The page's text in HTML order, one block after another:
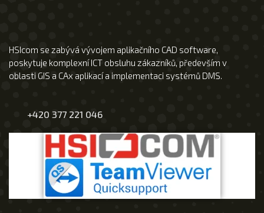
HSIcom se zabývá vývojem aplikačního CAD software,
poskytuje komplexní ICT obsluhu zákazníků, především v
oblasti GIS a CAx aplikací a implementaci systémů DMS.
+420 377 221 046